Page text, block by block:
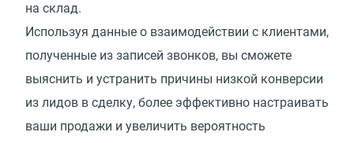
на склад.
Используя данные о взаимодействии с клиентами,
полученные из записей звонков, вы сможете
выяснить и устранить причины низкой конверсии
из лидов в сделку, более эффективно настраивать
ваши продажи и увеличить вероятность